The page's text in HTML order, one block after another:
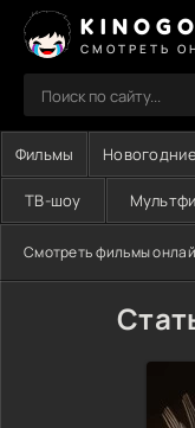
СМОТРЕТЬ
Фильмы
ТВ-шоу
Смотреть фильмы